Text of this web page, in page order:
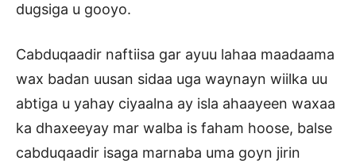
dugsiga u gooyo.
Cabduqaadir naftiisa gar ayuu lahaa maadaama
wax badan uusan sidaa uga waynayn wiilka uu
abtiga u yahay ciyaalna ay isla ahaayeen waxaa
ka dhaxeeyay mar walba is faham hoose, balse
cabduqaadir isaga marnaba uma goyn jirin